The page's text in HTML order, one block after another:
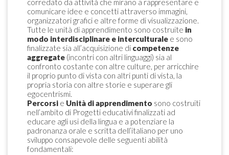
comunicare idee e concetti attraverso immagini,
organizzatori grafici e altre forme di visualizzazione.
Tutte le unità di apprendimento sono costruite in
modo interdisciplinare e interculturalee sono
finalizzate sia all’acquisizione di competenze
aggregate(incontri con altri linguaggi) sia al
confronto costante con altre culture, per arricchire
il proprio punto di vista con altri punti di vista, la
propria storia con altre storie e superare gli
egocentrismi.
Percorsie Unità di apprendimento sono costruiti
nell’ambito di Progetti educativi finalizzati ad
educare agli usi della lingua e a potenziare la
padronanza orale e scritta dell’italiano per uno
sviluppo consapevole delle seguenti abilità
fondamentali: